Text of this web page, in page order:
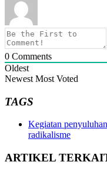
0 Comments
Oldest
Newest Most Voted
TAGS
Kegiatan
radikalisme
ARTIKEL